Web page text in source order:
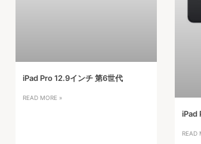
iPad Pro 12.9インチ 第6世代
READ MORE »
iPad
READ